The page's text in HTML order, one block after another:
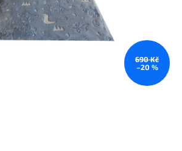
690 Kč
–20 %